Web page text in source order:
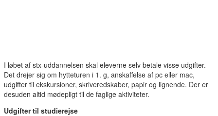
I løbet af stx-uddannelsen skal eleverne selv betale visse udgifter.
Det drejer sig om hytteturen i 1. g, anskaffelse af pc eller mac,
udgifter til ekskursioner, skriveredskaber, papir og lignende. Der er
desuden altid mødepligt til de faglige aktiviteter.
Udgifter til studierejse